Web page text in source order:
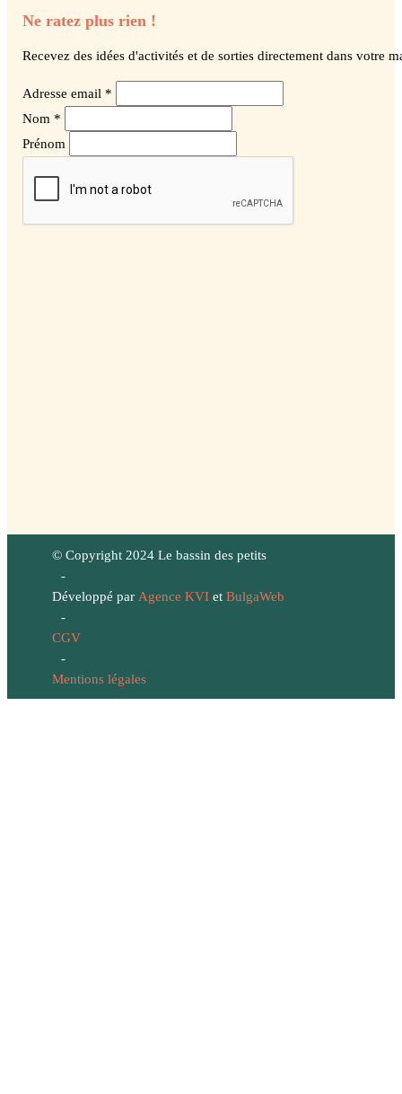
Ne ratez plus rien !
Recevez des idées d'activités et de sorties directement dans votre
Adresse email *
Nom *
Prénom
© Copyright 2024 Le bassin des petits
-
Développé par Agence KVIet BulgaWeb
-
CGV
-
Mentions légales